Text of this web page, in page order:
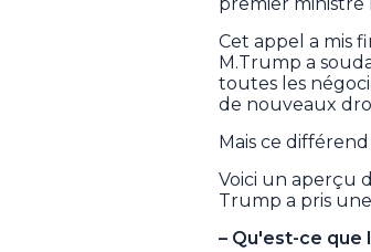
Cet appel a mis
M.Trump a
toutes les
de nouveaux
Mais ce
Voici un aperçu
Trump a pris
– Qu'est-ce que